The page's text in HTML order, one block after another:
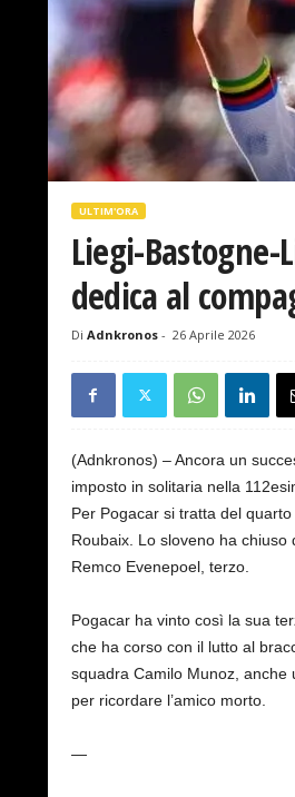
ULTIM'ORA
Liegi-Bastogne-
dedica al
Di Adnkronos- 26 Aprile 2026
(Adnkronos) – Ancora un
imposto in solitaria nella
Per Pogacar si tratta del
Roubaix. Lo sloveno ha chiuso
Remco Evenepoel, terzo.
Pogacar ha vinto così la sua
che ha corso con il lutto al
squadra Camilo Munoz,
per ricordare l’amico morto.
—